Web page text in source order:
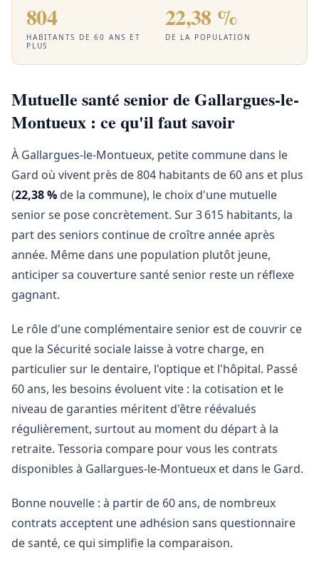
804
HABITANTS DE 60 ANS ET
PLUS
22,38 %
DE LA POPULATION
Mutuelle santé senior de Gallargues-le-
Montueux : ce qu'il faut savoir
À Gallargues-le-Montueux, petite commune dans le
Gard où vivent près de 804 habitants de 60 ans et plus
(22,38 % de la commune), le choix d'une mutuelle
senior se pose concrètement. Sur 3 615 habitants, la
part des seniors continue de croître année après
année. Même dans une population plutôt jeune,
anticiper sa couverture santé senior reste un réflexe
gagnant.
Le rôle d'une complémentaire senior est de couvrir ce
que la Sécurité sociale laisse à votre charge, en
particulier sur le dentaire, l'optique et l'hôpital. Passé
60 ans, les besoins évoluent vite : la cotisation et le
niveau de garanties méritent d'être réévalués
régulièrement, surtout au moment du départ à la
retraite. Tessoria compare pour vous les contrats
disponibles à Gallargues-le-Montueux et dans le Gard.
Bonne nouvelle : à partir de 60 ans, de nombreux
contrats acceptent une adhésion sans questionnaire
de santé, ce qui simplifie la comparaison.